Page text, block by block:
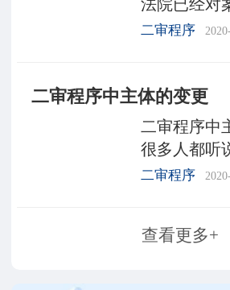
法院已经对
之后但是我
的法院提出
这种程序又
二审程序
二审程序中主体的变更
二审程序中
很多人都听
嫌疑人对刑
上诉。那么
二审程序
查看更多+